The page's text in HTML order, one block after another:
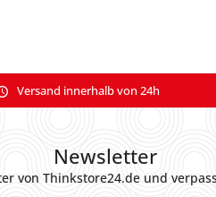
Versand innerhalb von 24h
Newsletter
von Thinkstore24.de und